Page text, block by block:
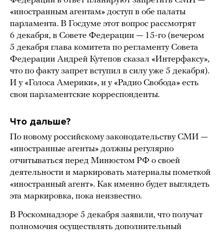
«иностранным агентам» доступ в обе палаты
парламента. В Госдуме этот вопрос рассмотрят
6 декабря, в Совете Федерации — 15-го (вечером
5 декабря глава комитета по регламенту Совета
Федерации Андрей Кутепов сказал «Интерфаксу»,
что по факту запрет вступил в силу уже 5 декабря).
И у «Голоса Америки», и у «Радио Свобода» есть
свои парламентские корреспонденты.
Что дальше?
По новому российскому законодательству СМИ —
«иностранные агенты» должны регулярно
отчитываться перед Минюстом РФ о своей
деятельности и маркировать материалы пометкой
«иностранный агент». Как именно будет выглядеть
эта маркировка, пока неизвестно.
В Роскомнадзоре 5 декабря заявили, что получат
полномочия осуществлять дополнительный